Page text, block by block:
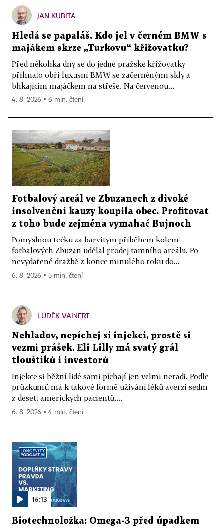
JAN KUBITA
Hledá se papaláš. Kdo jel v černém BMW s
majákem skrze „Turkovu“ křižovatku?
Před několika dny se do jedné pražské křižovatky
přihnalo obří luxusní BMW se začerněnými skly a
blikajícím majáčkem na střeše. Na červenou...
4. 8. 2026 ▪ 6 min. čtení
Fotbalový areál ve Zbuzanech z divoké
insolvenční kauzy koupila obec. Profitovat
z toho bude zejména vymahač Bujnoch
Pomyslnou tečku za barvitým příběhem kolem
fotbalových Zbuzan udělal prodej tamního areálu. Po
nevydařené dražbě z konce minulého roku do...
6. 8. 2026 ▪ 5 min. čtení
LUDĚK VAINERT
Nehladov, nepíchej si injekci, prostě si
vezmi prášek. Eli Lilly má svatý grál
tlouštíků i investorů
Injekce si běžní lidé sami píchají jen velmi neradi. Podle
průzkumů má k takové formě užívání léků averzi sedm
z deseti amerických pacientů....
6. 8. 2026 ▪ 4 min. čtení
16:13
Biotechnoložka: Omega-3 před úpadkem